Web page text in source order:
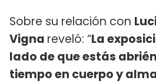
Sobre su relación con
Vigna reveló: “La
lado de que estás
tiempo en cuerpo y